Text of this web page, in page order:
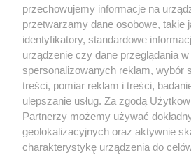
Nie zapomnij
zapoznać się z:
polityką prywatności regulamin
Twojemiasto
Piekary Śląskie
Chorzów
Tarnowskie Góry
Kontakt
przechowujemy informacje na
przetwarzamy dane osobowe, takie
identyfikatory, standardowe
urządzenie czy dane przeglądania
spersonalizowanych reklam, wybór
treści, pomiar reklam i treści,
ulepszanie usług. Za zgodą
Partnerzy możemy używać
geolokalizacyjnych oraz aktywnie
charakterystykę urządzenia do